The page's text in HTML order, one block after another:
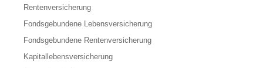
Rentenversicherung
Fondsgebundene Lebensversicherung
Fondsgebundene Rentenversicherung
Kapitallebensversicherung